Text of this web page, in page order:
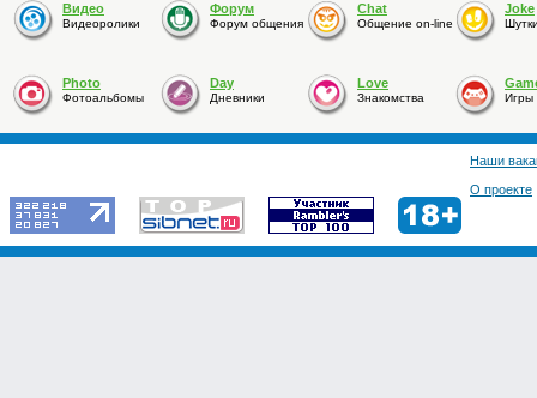
Видео
Видеоролики
Форум
Форум общения
Chat
Общение on-line
Joke
Photo
Фотоальбомы
Day
Дневники
Love
Знакомства Игры
Наши
О проекте